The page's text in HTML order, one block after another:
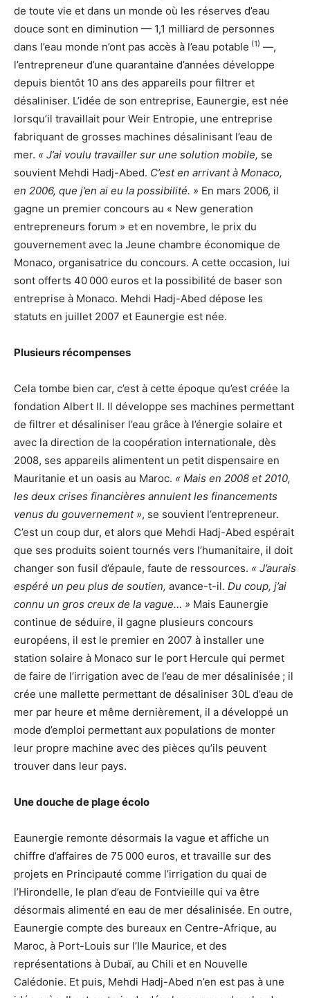
de toute vie et dans un monde où les réserves d’eau
douce sont en diminution — 1,1 milliard de personnes
dans l’eau monde n’ont pas accès à l’eau potable (1) —,
l’entrepreneur d’une quarantaine d’années développe
depuis bientôt 10 ans des appareils pour filtrer et
désaliniser. L’idée de son entreprise, Eaunergie, est née
lorsqu’il travaillait pour Weir Entropie, une entreprise
fabriquant de grosses machines désalinisant l’eau de
mer. « J’ai voulu travailler sur une solution mobile, se
souvient Mehdi Hadj-Abed. C’est en arrivant à Monaco,
en 2006, que j’en ai eu la possibilité. » En mars 2006, il
gagne un premier concours au « New generation
entrepreneurs forum » et en novembre, le prix du
gouvernement avec la Jeune chambre économique de
Monaco, organisatrice du concours. A cette occasion, lui
sont offerts 40 000 euros et la possibilité de baser son
entreprise à Monaco. Mehdi Hadj-Abed dépose les
statuts en juillet 2007 et Eaunergie est née.
Plusieurs récompenses
Cela tombe bien car, c’est à cette époque qu’est créée la
fondation Albert II. Il développe ses machines permettant
de filtrer et désaliniser l’eau grâce à l’énergie solaire et
avec la direction de la coopération internationale, dès
2008, ses appareils alimentent un petit dispensaire en
Mauritanie et un oasis au Maroc. « Mais en 2008 et 2010,
les deux crises financières annulent les financements
venus du gouvernement », se souvient l’entrepreneur.
C’est un coup dur, et alors que Mehdi Hadj-Abed espérait
que ses produits soient tournés vers l’humanitaire, il doit
changer son fusil d’épaule, faute de ressources. « J’aurais
espéré un peu plus de soutien, avance-t-il. Du coup, j’ai
connu un gros creux de la vague… » Mais Eaunergie
continue de séduire, il gagne plusieurs concours
européens, il est le premier en 2007 à installer une
station solaire à Monaco sur le port Hercule qui permet
de faire de l’irrigation avec de l’eau de mer désalinisée ; il
crée une mallette permettant de désaliniser 30L d’eau de
mer par heure et même dernièrement, il a développé un
mode d’emploi permettant aux populations de monter
leur propre machine avec des pièces qu’ils peuvent
trouver dans leur pays.
Une douche de plage écolo
Eaunergie remonte désormais la vague et affiche un
chiffre d’affaires de 75 000 euros, et travaille sur des
projets en Principauté comme l’irrigation du quai de
l’Hirondelle, le plan d’eau de Fontvieille qui va être
désormais alimenté en eau de mer désalinisée. En outre,
Eaunergie compte des bureaux en Centre-Afrique, au
Maroc, à Port-Louis sur l’Ile Maurice, et des
représentations à Dubaï, au Chili et en Nouvelle
Calédonie. Et puis, Mehdi Hadj-Abed n’en est pas à une